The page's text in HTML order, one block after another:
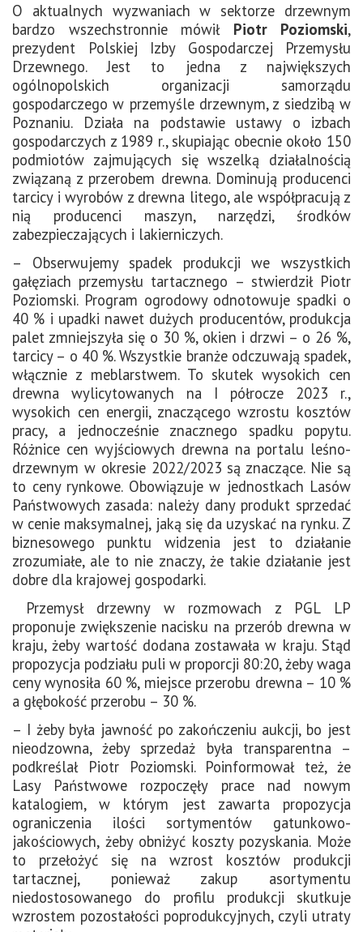
O aktualnych wyzwaniach w sektorze drzewnym
bardzo wszechstronnie mówił Piotr Poziomski,
prezydent Polskiej Izby Gospodarczej Przemysłu
Drzewnego. Jest to jedna z największych
ogólnopolskich organizacji samorządu
gospodarczego w przemyśle drzewnym, z siedzibą w
Poznaniu. Działa na podstawie ustawy o izbach
gospodarczych z 1989 r., skupiając obecnie około 150
podmiotów zajmujących się wszelką działalnością
związaną z przerobem drewna. Dominują producenci
tarcicy i wyrobów z drewna litego, ale współpracują z
nią producenci maszyn, narzędzi, środków
zabezpieczających i lakierniczych.
– Obserwujemy spadek produkcji we wszystkich
gałęziach przemysłu tartacznego – stwierdził Piotr
Poziomski. Program ogrodowy odnotowuje spadki o
40 % i upadki nawet dużych producentów, produkcja
palet zmniejszyła się o 30 %, okien i drzwi – o 26 %,
tarcicy – o 40 %. Wszystkie branże odczuwają spadek,
włącznie z meblarstwem. To skutek wysokich cen
drewna wylicytowanych na I półrocze 2023 r.,
wysokich cen energii, znaczącego wzrostu kosztów
pracy, a jednocześnie znacznego spadku popytu.
Różnice cen wyjściowych drewna na portalu leśno-
drzewnym w okresie 2022/2023 są znaczące. Nie są
to ceny rynkowe. Obowiązuje w jednostkach Lasów
Państwowych zasada: należy dany produkt sprzedać
w cenie maksymalnej, jaką się da uzyskać na rynku. Z
biznesowego punktu widzenia jest to działanie
zrozumiałe, ale to nie znaczy, że takie działanie jest
dobre dla krajowej gospodarki.
Przemysł drzewny w rozmowach z PGL LP
proponuje zwiększenie nacisku na przerób drewna w
kraju, żeby wartość dodana zostawała w kraju. Stąd
propozycja podziału puli w proporcji 80:20, żeby waga
ceny wynosiła 60 %, miejsce przerobu drewna – 10 %
a głębokość przerobu – 30 %.
– I żeby była jawność po zakończeniu aukcji, bo jest
nieodzowna, żeby sprzedaż była transparentna –
podkreślał Piotr Poziomski. Poinformował też, że
Lasy Państwowe rozpoczęły prace nad nowym
katalogiem, w którym jest zawarta propozycja
ograniczenia ilości sortymentów gatunkowo-
jakościowych, żeby obniżyć koszty pozyskania. Może
to przełożyć się na wzrost kosztów produkcji
tartacznej, ponieważ zakup asortymentu
niedostosowanego do profilu produkcji skutkuje
wzrostem pozostałości poprodukcyjnych, czyli utraty